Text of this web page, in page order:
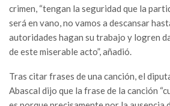
crimen, “tengan la seguridad que la
será en vano, no vamos a descansar
autoridades hagan su trabajo y logren
de este miserable acto”, añadió.
Tras citar frases de una canción, el
Abascal dijo que la frase de la canción